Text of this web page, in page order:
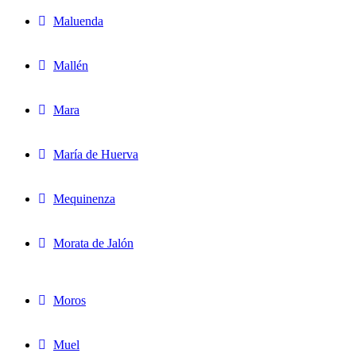
Maluenda
Mallén
Mara
María de Huerva
Mequinenza
Morata de Jalón
Moros
Muel